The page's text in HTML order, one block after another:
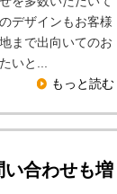
デザインもお客様
まで出向いてのお
いと...
もっと読む
い合わせも増